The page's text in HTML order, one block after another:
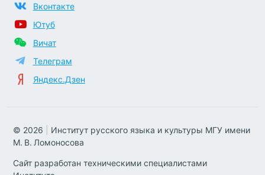
Вконтакте
Ютуб
Вичат
Телеграм
Яндекс.Дзен
© 2026
Институт русского языка и культуры МГУ имени
М. В. Ломоносова
Сайт разработан техническими специалистами